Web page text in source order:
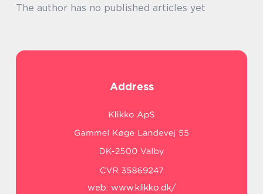
The author has no published articles yet
Address
web: www.klikko.dk/